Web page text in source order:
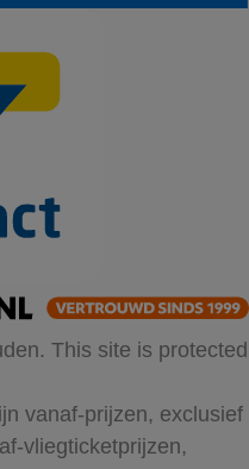
This site is protected
vanaf-prijzen, exclusief
vliegticketprijzen,